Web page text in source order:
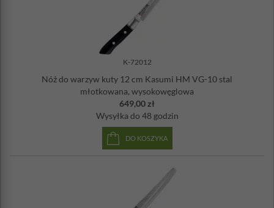
K-72012
Nóż do warzyw kuty 12 cm Kasumi HM VG-10 stal
młotkowana, wysokowęglowa
649,00 zł
Wysyłka do 48 godzin
DO KOSZYKA